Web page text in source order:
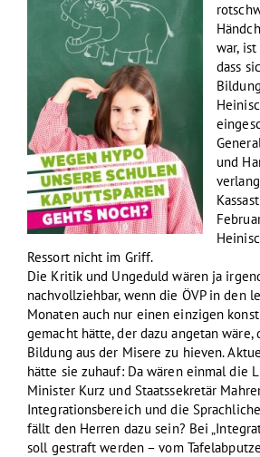
war,
dass
und
Ressort nicht im Griff.
Die Kritik und Ungeduld wären ja
nachvollziehbar, wenn die ÖVP in den
Monaten auch nur einen einzigen
gemacht hätte, der dazu angetan wäre,
Bildung aus der Misere zu hieven.
hätte sie zuhauf: Da wären einmal die
Minister Kurz und Staatssekretär
Integrationsbereich und die
fällt den Herren dazu sein? Bei
soll gestraft werden – vom